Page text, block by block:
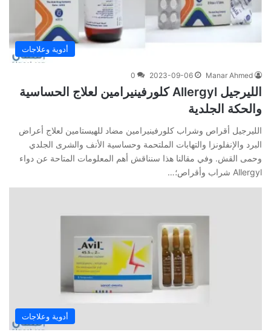
أدوية وعلاجات
Manar Ahmed
2023-09-06
0
الليرجيل Allergyl كلورفينيرامين لعلاج الحساسية
والحكة الجلدية
الليرجيل أقراص وشراب كلورفينيرامين مضاد للهيستامين لعلاج أعراض
البرد والإنفلونزا والتهابات الملتحمة وحساسية الأنف والشرى الجلدي
وحمى القش. وفي‌ ‌مقالنا‌ ‌هذا‌ ‌سنناقش‌ ‌أهم‌ ‌المعلومات‌ ‌المتاحة‌ ‌عن‌ دواء
Allergyl شراب وأقراص؛‌…
أدوية وعلاجات